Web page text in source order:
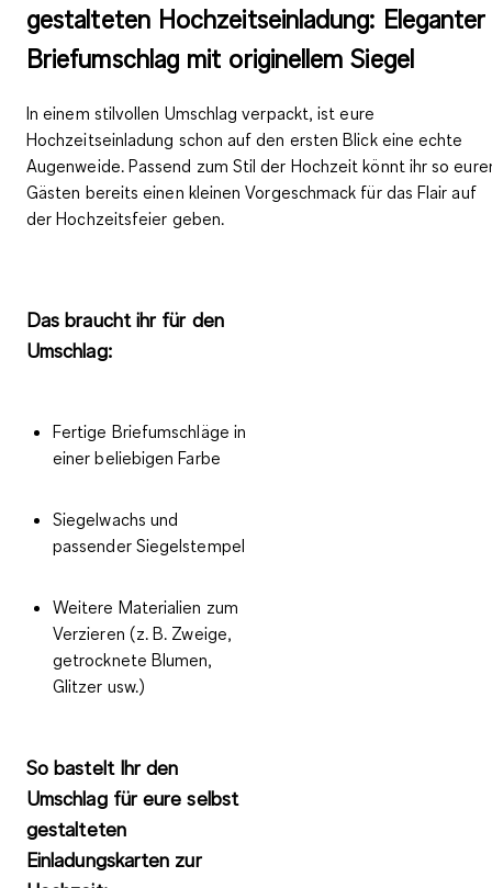
gestalteten Hochzeitseinladung: Eleganter
Briefumschlag mit originellem Siegel
In einem stilvollen Umschlag verpackt, ist eure
Hochzeitseinladung schonauf den ersten Blick eine echte
Augenweide. Passend zum Stil der Hochzeit könnt ihr so
Gästen bereits einen kleinenVorgeschmack für das Flair auf
der Hochzeitsfeier geben.
Das braucht ihr für den
Umschlag:
Fertige Briefumschläge in
einer beliebigen Farbe
Siegelwachs und
passender Siegelstempel
Weitere Materialien zum
Verzieren (z. B. Zweige,
getrocknete Blumen,
Glitzer usw.)
So bastelt Ihr den
Umschlag für eure selbst
gestalteten
Einladungskarten zur